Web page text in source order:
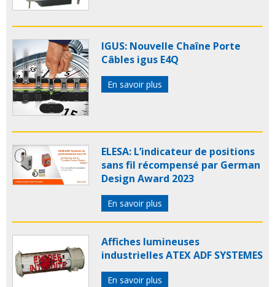
IGUS: Nouvelle Chaîne Porte
Câbles igus E4Q
En savoir plus
ELESA: L’indicateur de positions
sans fil récompensé par German
Design Award 2023
En savoir plus
Affiches lumineuses
industrielles ATEX ADF SYSTEMES
En savoir plus